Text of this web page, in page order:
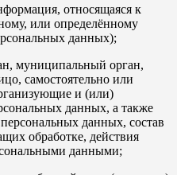
относящаяся к
или определённому
данных);
муниципальный орган,
самостоятельно или
и (или)
данных, а также
данных, состав
обработке, действия
данными;